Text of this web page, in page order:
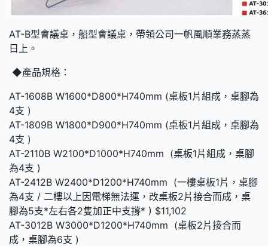
AT-B型會議桌，船型會議桌，帶領公司一帆風順業務蒸蒸
日上。
◆產品規格：
AT-1608B W1600*D800*H740mm (桌板1片組成，桌腳為
4支 )
AT-1809B W1800*D900*H740mm (桌板1片組成，桌腳為
4支 )
AT-2110B W2100*D1000*H740mm (桌板1片組成，桌腳
為4支 )
AT-2412B W2400*D1200*H740mm (一樓桌板1片，桌腳
為4支 / 二樓以上因電梯無法運，改桌板2片接合而成，桌
腳為5支*左右各2隻加正中支撐* ) $11,102
AT-3012B W3000*D1200*H740mm (桌板2片接合而
成，桌腳為6支 )